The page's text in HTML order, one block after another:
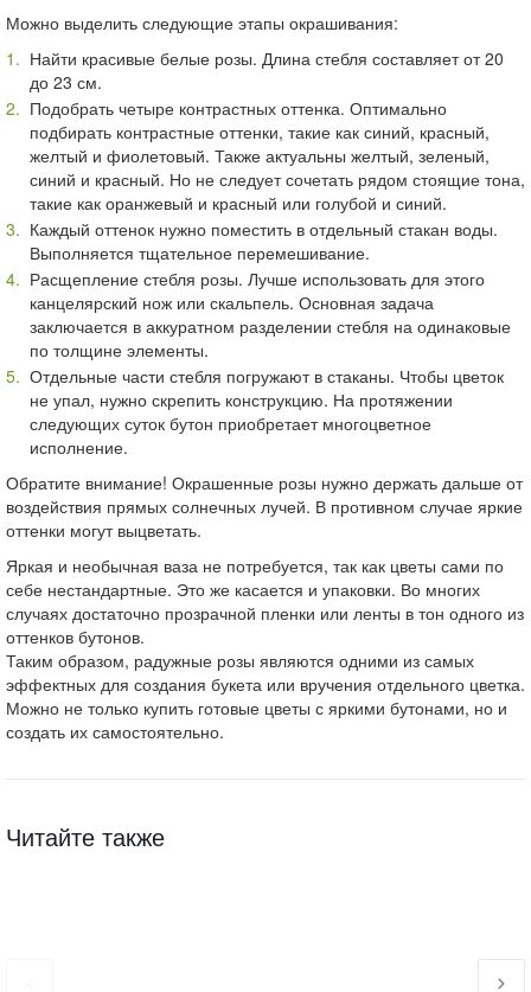
Можно выделить следующие этапы окрашивания:
Найти красивые белые розы. Длина стебля составляет от 20
до 23 см.
Подобрать четыре контрастных оттенка. Оптимально
подбирать контрастные оттенки, такие как синий, красный,
желтый и фиолетовый. Также актуальны желтый, зеленый,
синий и красный. Но не следует сочетать рядом стоящие тона,
такие как оранжевый и красный или голубой и синий.
Каждый оттенок нужно поместить в отдельный стакан воды.
Выполняется тщательное перемешивание.
Расщепление стебля розы. Лучше использовать для этого
канцелярский нож или скальпель. Основная задача
заключается в аккуратном разделении стебля на одинаковые
по толщине элементы.
Отдельные части стебля погружают в стаканы. Чтобы цветок
не упал, нужно скрепить конструкцию. На протяжении
следующих суток бутон приобретает многоцветное
исполнение.
Обратите внимание! Окрашенные розы нужно держать дальше от
воздействия прямых солнечных лучей. В противном случае яркие
оттенки могут выцветать.
Яркая и необычная ваза не потребуется, так как цветы сами по
себе нестандартные. Это же касается и упаковки. Во многих
случаях достаточно прозрачной пленки или ленты в тон одного из
оттенков бутонов.
Таким образом, радужные розы являются одними из самых
эффектных для создания букета или вручения отдельного цветка.
Можно не только купить готовые цветы с яркими бутонами, но и
создать их самостоятельно.
Читайте также